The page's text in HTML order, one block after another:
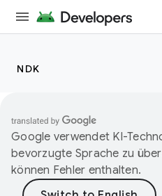
NDK
Google verwendet KI-
bevorzugte Sprache zu
können Fehler enthalten.